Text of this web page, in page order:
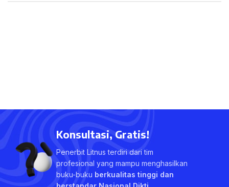
Konsultasi, Gratis!
Penerbit Litnus terdiri dari tim
profesional yang mampu menghasilkan
buku-buku berkualitas tinggi dan